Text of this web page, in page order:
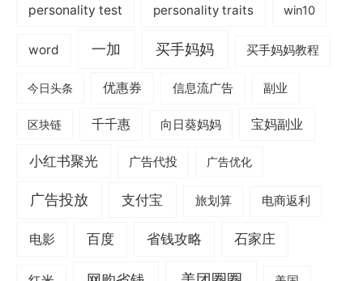
personality test personality traits win10
word 一加 买手妈妈 买手妈妈教程
今日头条 优惠券 信息流广告 副业
区块链 千千惠 向日葵妈妈 宝妈副业
小红书聚光 广告代投 广告优化
广告投放 支付宝 旅划算 电商返利
电影 百度 省钱攻略 石家庄